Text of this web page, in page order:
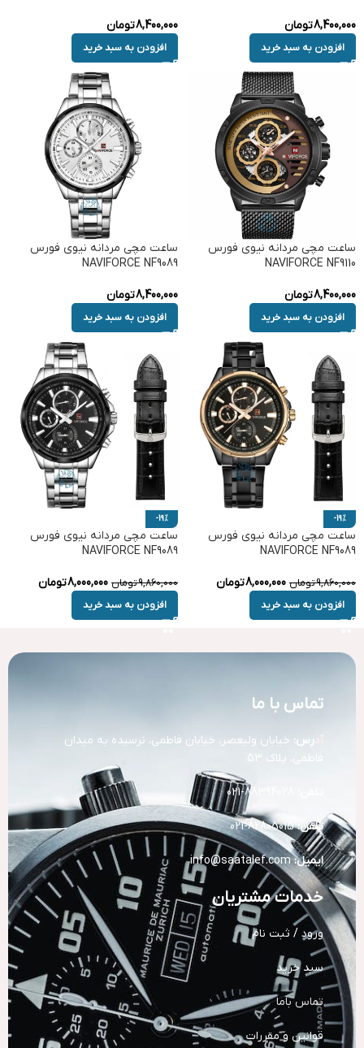
8,400,000تومان
افزودن به سبد خرید
8,400,000تومان
افزودن به سبد خرید
ساعت مچی مردانه نیوی فورس
NAVIFORCE NF9110
8,400,000تومان
افزودن به سبد خرید
ساعت مچی مردانه نیوی فورس
NAVIFORCE NF9089
8,400,000تومان
افزودن به سبد خرید
-19%
ساعت مچی مردانه نیوی فورس
NAVIFORCE NF9089
9,860,000تومان 8,000,000تومان
افزودن به سبد خرید
-19%
ساعت مچی مردانه نیوی فورس
NAVIFORCE NF9089
9,860,000تومان 8,000,000تومان
افزودن به سبد خرید
تماس با ما
رس: خیابان ولیعصر، خیابان فاطمی، نرسیده به میدان
فاطمی، پلاک 53
تلفن:82805015-021
ایمیل: info@saatalef.com
خدمات مشتریان
ورود / ثبت نام
سبد خرید
تماس باما
قوانین و مقررات